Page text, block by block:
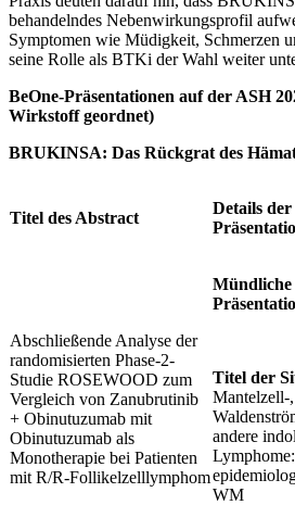
behandelndes Nebenwirkungsprofil
Symptomen wie Müdigkeit, Schmerzen
seine Rolle als BTKi der Wahl weiter
BeOne-Präsentationen auf der ASH
Wirkstoff geordnet)
BRUKINSA: Das Rückgrat des
Titel des Abstract
Details der
Abschließende Analyse der
randomisierten Phase-2-
Studie ROSEWOOD zum
Vergleich von Zanubrutinib
+ Obinutuzumab mit
Obinutuzumab als
Monotherapie bei Patienten
mit R/R-Follikelzelllymphom
Mündliche
Titel der
Mantelzell-
andere
WM